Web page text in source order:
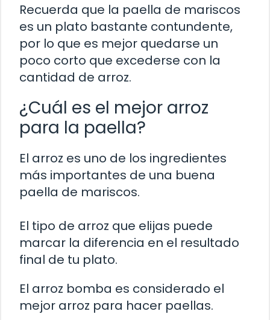
Recuerda que la paella de mariscos
es un plato bastante contundente,
por lo que es mejor quedarse un
poco corto que excederse con la
cantidad de arroz.
¿Cuál es el mejor arroz
para la paella?
El arroz es uno de los ingredientes
más importantes de una buena
paella de mariscos.
El tipo de arroz que elijas puede
marcar la diferencia en el resultado
final de tu plato.
El arroz bomba es considerado el
mejor arroz para hacer paellas.